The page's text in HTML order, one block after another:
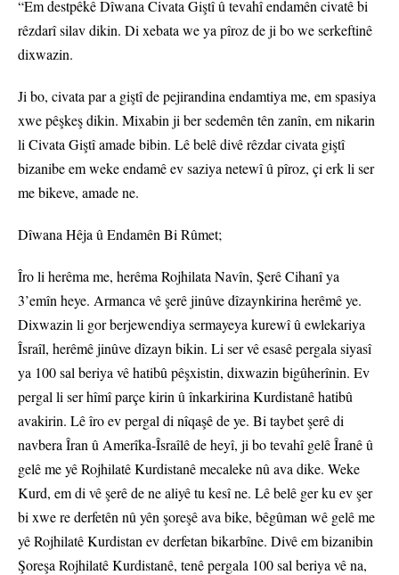
“Em destpêkê Dîwana Civata Giştî û tevahî endamên civatê bi
rêzdarî silav dikin. Di xebata we ya pîroz de ji bo we serkeftinê
dixwazin.
Ji bo, civata par a giştî de pejirandina endamtiya me, em spasiya
xwe pêşkeş dikin. Mixabin ji ber sedemên tên zanîn, em nikarin
li Civata Giştî amade bibin. Lê belê divê rêzdar civata giştî
bizanibe em weke endamê ev saziya netewî û pîroz, çi erk li ser
me bikeve, amade ne.
Dîwana Hêja û Endamên Bi Rûmet;
Îro li herêma me, herêma Rojhilata Navîn, Şerê Cihanî ya
3’emîn heye. Armanca vê şerê jinûve dîzaynkirina herêmê ye.
Dixwazin li gor berjewendiya sermayeya kurewî û ewlekariya
Îsraîl, herêmê jinûve dîzayn bikin. Li ser vê esasê pergala siyasî
ya 100 sal beriya vê hatibû pêşxistin, dixwazin bigûherînin. Ev
pergal li ser hîmî parçe kirin û înkarkirina Kurdistanê hatibû
avakirin. Lê îro ev pergal di nîqaşê de ye. Bi taybet şerê di
navbera Îran û Amerîka-Îsraîlê de heyî, ji bo tevahî gelê Îranê û
gelê me yê Rojhilatê Kurdistanê mecaleke nû ava dike. Weke
Kurd, em di vê şerê de ne aliyê tu kesî ne. Lê belê ger ku ev şer
bi xwe re derfetên nû yên şoreşê ava bike, bêgûman wê gelê me
yê Rojhilatê Kurdistan ev derfetan bikarbîne. Divê em bizanibin
Şoreşa Rojhilatê Kurdistanê, tenê pergala 100 sal beriya vê na,